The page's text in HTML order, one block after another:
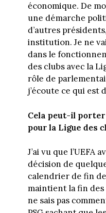
économique. De
une démarche
d’autres
institution. Je ne
dans le
des clubs avec la
rôle de
j’écoute ce qui est
Cela peut-il porter
pour la Ligue des
J’ai vu que l’UEFA
décision de
calendrier de fin
maintient la fin des
ne sais pas